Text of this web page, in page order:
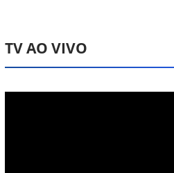
TV AO VIVO